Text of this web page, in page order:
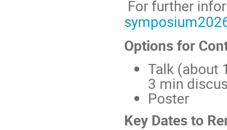
For further
Options for
Talk (about
3 min
Poster
Key Dates to